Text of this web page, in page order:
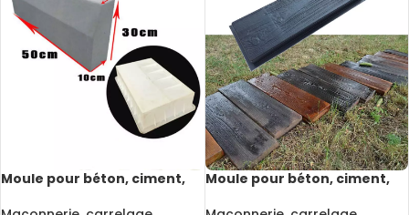
Moule pour béton, ciment,
Moule pour béton, ciment,